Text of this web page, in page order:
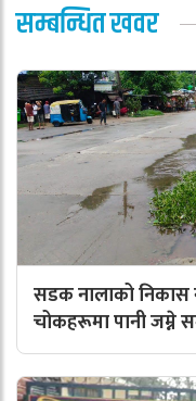
सम्बन्धित खवर
सडक नालाको निकास
चोकहरूमा पानी जम्ने